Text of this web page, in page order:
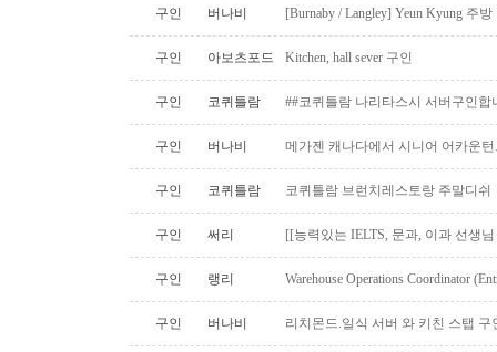
구인 버나비 [Burnaby / Langley] Yeun Kyung 주
구인 아보츠포드 Kitchen, hall sever 구인
구인 코퀴틀람 ##코퀴틀람 나리타스시 서버구인합
구인 버나비 메가젠 캐나다에서 시니어 어카운
구인 코퀴틀람 코퀴틀람 브런치레스토랑 주말디쉬
구인 써리 [[능력있는 IELTS, 문과, 이과 선생
구인 랭리 Warehouse Operations Coordinator
구인 버나비 리치몬드.일식 서버 와 키친 스탭 구